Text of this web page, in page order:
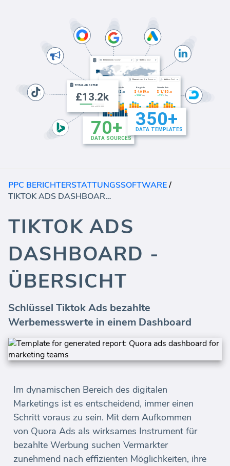
PPC BERICHTERSTATTUNGSSOFTWARE/
TIKTOK ADS DASHBOARD - ÜBERSICHT
TIKTOK ADS
DASHBOARD -
ÜBERSICHT
Schlüssel Tiktok Ads bezahlte
Werbemesswerte in einem Dashboard
Im dynamischen Bereich des digitalen
Marketings ist es entscheidend, immer einen
Schritt voraus zu sein. Mit dem Aufkommen
von Quora Ads als wirksames Instrument für
bezahlte Werbung suchen Vermarkter
zunehmend nach effizienten Möglichkeiten, ihre